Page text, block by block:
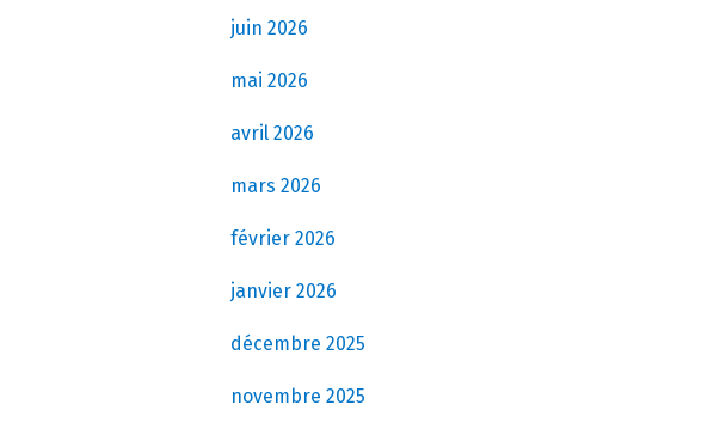
juin 2026
mai 2026
avril 2026
mars 2026
février 2026
janvier 2026
décembre 2025
novembre 2025